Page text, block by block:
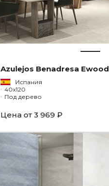
Azulejos Benadresa Ewood
Испания
40x120
Под дерево
Цена от 3 969 ₽